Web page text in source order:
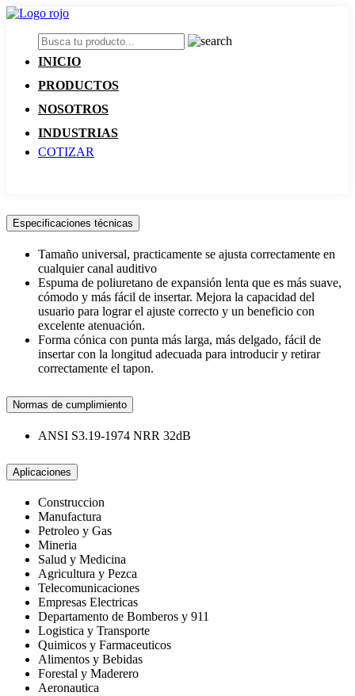
INICIO
PRODUCTOS
NOSOTROS
INDUSTRIAS
COTIZAR
Especificaciones técnicas
Tamaño universal, practicamente se ajusta correctamente en
cualquier canal auditivo
Espuma de poliuretano de expansión lenta que es más suave,
cómodo y más fácil de insertar. Mejora la capacidad del
usuario para lograr el ajuste correcto y un beneficio con
excelente atenuación.
Forma cónica con punta más larga, más delgado, fácil de
insertar con la longitud adecuada para introducir y retirar
correctamente el tapon.
Normas de cumplimiento
ANSI S3.19-1974 NRR 32dB
Aplicaciones
Construccion
Manufactura
Petroleo y Gas
Mineria
Salud y Medicina
Agricultura y Pezca
Telecomunicaciones
Empresas Electricas
Departamento de Bomberos y 911
Logistica y Transporte
Quimicos y Farmaceuticos
Alimentos y Bebidas
Forestal y Maderero
Aeronautica